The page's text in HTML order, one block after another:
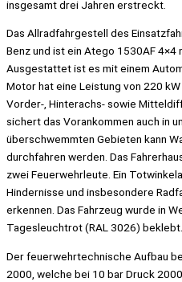
insgesamt drei Jahren erstreckt.
Das Allradfahrgestell des
Benz und ist ein Atego 1530AF 4×4
Ausgestattet ist es mit einem
Motor hat eine Leistung von 220
Vorder-, Hinterachs- sowie
sichert das Vorankommen auch in
überschwemmten Gebieten kann
durchfahren werden. Das
zwei Feuerwehrleute. Ein
Hindernisse und insbesondere
erkennen. Das Fahrzeug wurde in
Tagesleuchtrot (RAL 3026) beklebt.
Der feuerwehrtechnische Aufbau
2000, welche bei 10 bar Druck